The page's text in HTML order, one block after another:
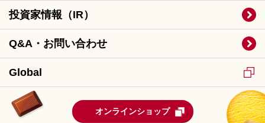
投資家情報（IR）
Q&A・お問い合わせ
Global
オンラインショップ